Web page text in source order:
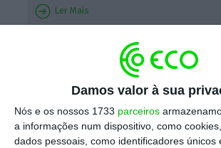
Damos valor à sua
Nós e os nossos 1733 parceiros
a informações num dispositivo, como
dados pessoais, como identificadores únicos
Ler Mais
Questionada pela Lusa sobre a
Plano de Recuperação e
fonte oficial da Metro do Porto
quinta-feira que a empresaquer
prazo de chegada dos veículos do